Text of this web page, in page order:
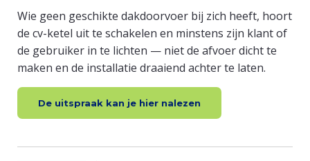
​Wie geen geschikte dakdoorvoer bij zich heeft, hoort
de cv-ketel uit te schakelen en minstens zijn klant of
de gebruiker in te lichten — niet de afvoer dicht te
maken en de installatie draaiend achter te laten.
De uitspraak kan je hier nalezen